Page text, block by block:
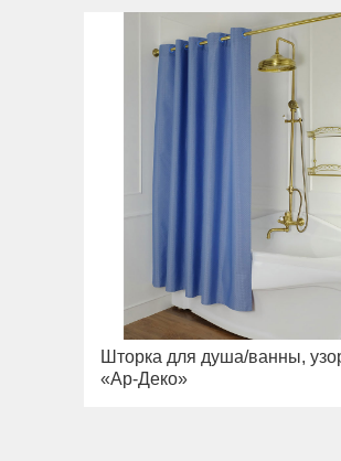
Шторка для душа/ванны,
«Ар-Деко»